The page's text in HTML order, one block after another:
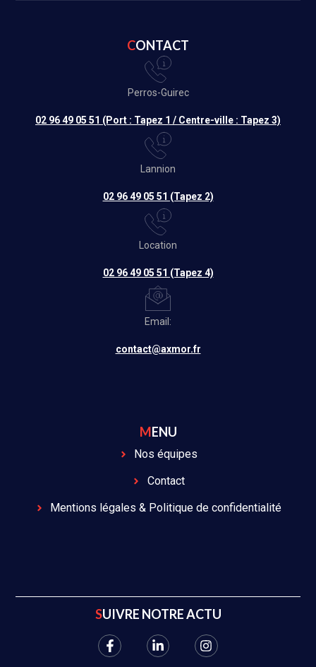
CONTACT
Perros-Guirec
02 96 49 05 51 (Port : Tapez 1 / Centre-ville : Tapez 3)
Lannion
02 96 49 05 51 (Tapez 2)
Location
02 96 49 05 51 (Tapez 4)
Email:
contact@axmor.fr
MENU
Nos équipes
Contact
Mentions légales & Politique de confidentialité
SUIVRE NOTRE ACTU